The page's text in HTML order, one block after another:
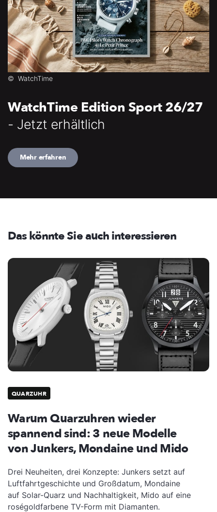
© WatchTime
WatchTime Edition Sport 26/27
- Jetzt erhältlich
Mehr erfahren
Das könnte Sie auch interessieren
QUARZUHR
Warum Quarzuhren wieder
spannend sind: 3 neue Modelle
von Junkers, Mondaine und Mido
Drei Neuheiten, drei Konzepte: Junkers setzt auf
Luftfahrtgeschichte und Großdatum, Mondaine
auf Solar-Quarz und Nachhaltigkeit, Mido auf eine
roségoldfarbene TV-Form mit Diamanten.